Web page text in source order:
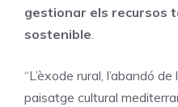
gestionar els recursos
sostenible.
“L’èxode rural, l’abandó
paisatge cultural